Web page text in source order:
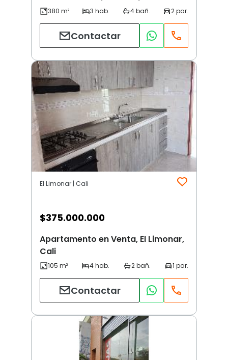
Contactar
El Limonar | Cali
$375.000.000
Apartamento en Venta, El Limonar,
Cali
Contactar